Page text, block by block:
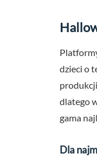
dzieci o
dlatego
gama
Dla